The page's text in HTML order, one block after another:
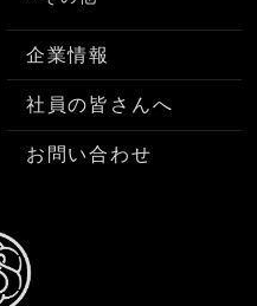
企業情報
社員の皆さんへ
お問い合わせ